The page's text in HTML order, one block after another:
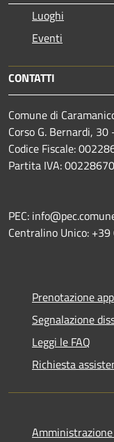
Luoghi
Eventi
CONTATTI
Comune di
Corso G. Bernardi,
Codice Fiscale:
Partita IVA:
PEC:
Centralino Unico:
Prenotazione
Segnalazione
Leggi le FAQ
Richiesta